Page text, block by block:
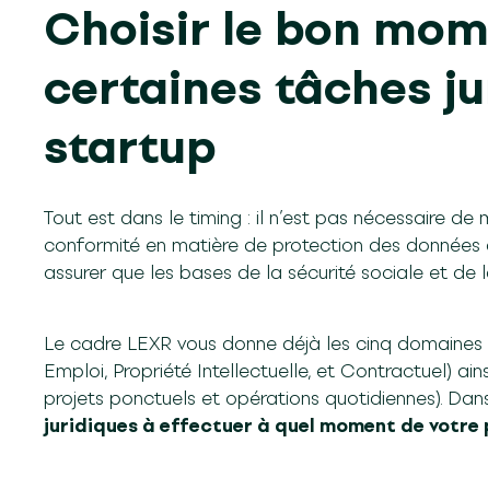
Choisir le bon
certaines tâches
startup
Tout est dans le timing : il n’est pas nécessaire
conformité en matière de protection des données
assurer que les bases de la sécurité sociale et
Le cadre LEXR vous donne déjà les cinq
Emploi, Propriété Intellectuelle, et Contractuel)
projets ponctuels et opérations quotidiennes).
juridiques à effectuer à quel moment de votre